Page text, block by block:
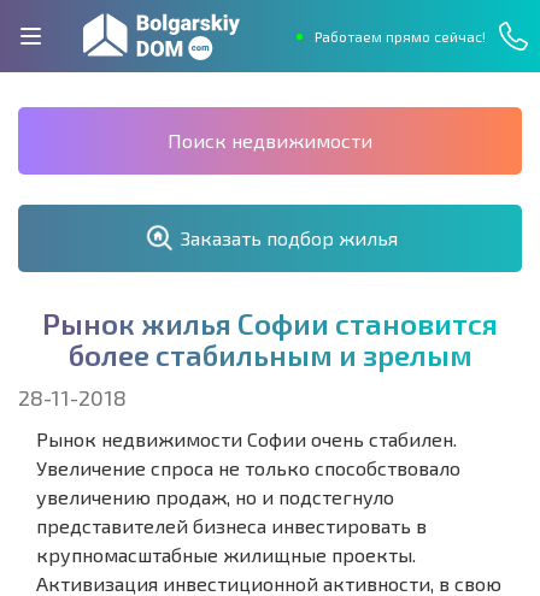
Работаем прямо сейчас!
Поиск недвижимости
Заказать подбор жилья
Рынок жилья Софии становится
более стабильным и зрелым
28-11-2018
Рынок недвижимости Софии очень стабилен.
Увеличение спроса не только способствовало
увеличению продаж, но и подстегнуло
представителей бизнеса инвестировать в
крупномасштабные жилищные проекты.
Активизация инвестиционной активности, в свою